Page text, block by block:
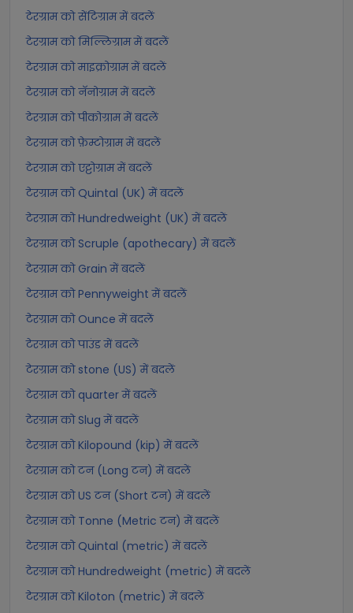
टेरग्राम को सेंटिग्राम में बदलें
टेरग्राम को मिल्लिग्राम में बदलें
टेरग्राम को माइक्रोग्राम में बदलें
टेरग्राम को नॅनोग्राम में बदलें
टेरग्राम को पीकोग्राम में बदलें
टेरग्राम को फ़ेम्टोग्राम में बदलें
टेरग्राम को एट्टोग्राम में बदलें
टेरग्राम को Quintal (UK) में बदलें
टेरग्राम को Hundredweight (UK) में बदलें
टेरग्राम को Scruple (apothecary) में बदलें
टेरग्राम को Grain में बदलें
टेरग्राम को Pennyweight में बदलें
टेरग्राम को Ounce में बदलें
टेरग्राम को पाउंड में बदलें
टेरग्राम को stone (US) में बदलें
टेरग्राम को quarter में बदलें
टेरग्राम को Slug में बदलें
टेरग्राम को Kilopound (kip) में बदलें
टेरग्राम को टन (Long टन) में बदलें
टेरग्राम को US टन (Short टन) में बदलें
टेरग्राम को Tonne (Metric टन) में बदलें
टेरग्राम को Quintal (metric) में बदलें
टेरग्राम को Hundredweight (metric) में बदलें
टेरग्राम को Kiloton (metric) में बदलें